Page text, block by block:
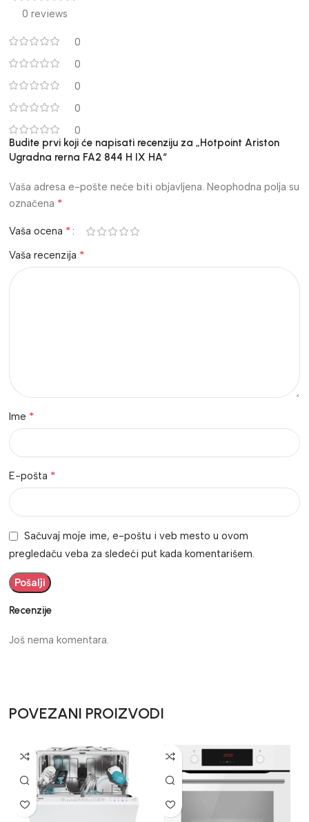
0 reviews
0
0
0
0
0
Recenzije
Još nema komentara.
Budite prvi koji će napisati recenziju za „Hotpoint Ariston
Ugradna rerna FA2 844 H IX HA“
Vaša adresa e-pošte neće biti objavljena. Neophodna polja su
označena *
Vaša ocena *
Vaša recenzija *
Ime *
E-pošta *
Sačuvaj moje ime, e-poštu i veb mesto u ovom
pregledaču veba za sledeći put kada komentarišem.
POVEZANI PROIZVODI